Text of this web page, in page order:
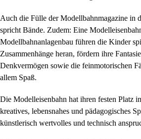
Auch die Fülle der Modellbahnmagazine in
spricht Bände. Zudem: Eine
Modellbahnanlagenbau führen die Kinder
Zusammenhänge heran, fördern ihre
Denkvermögen sowie die feinmotorischen
allem Spaß.
Die Modelleisenbahn hat ihren festen Platz
kreatives, lebensnahes und pädagogisches
künstlerisch wertvolles und technisch